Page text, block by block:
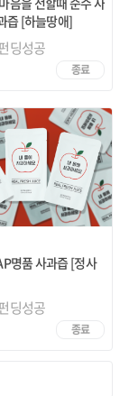
즙 [하늘땅애]
딩성공
종료
명품 사과즙 [정사
딩성공
종료